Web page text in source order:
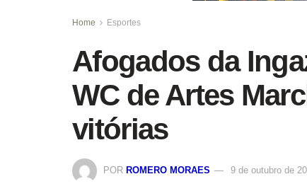
Home Esportes
Afogados da
WC de Artes
vitórias
POR ROMERO MORAES 9 de outubro de